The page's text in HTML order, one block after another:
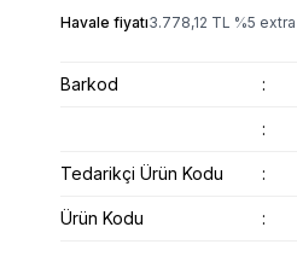
Havale fiyatı3.778,12 TL %5
Barkod :
:
Tedarikçi Ürün Kodu :
Ürün Kodu :